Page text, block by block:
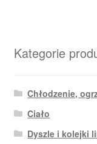
Kategorie
Chłodzenie,
Ciało
Dyszle i kolejki